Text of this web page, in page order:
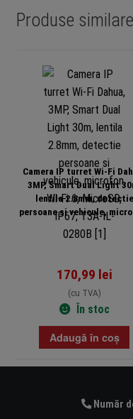
Produse similare
Camera IP turret Wi-Fi
3MP, Smart Dual Light
lentila 2.8mm, detectie
persoane si vehicule,
Wi-Fi 6, MicroSD, IP67,
0280B
170,99 lei
(cu TVA)
În stoc
Adaugă în coș
Număr